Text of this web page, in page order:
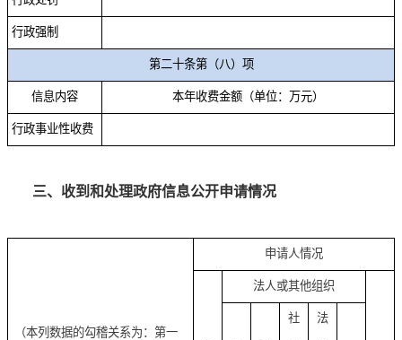
行政强制
第二十条第（八）项
信息内容 本年收费金额（单位：万元）
行政事业性收费
三、收到和处理政府信息公开申请情况
（本列数据的勾稽关系为：第一
申请人情况
法人或其他组织
社 法